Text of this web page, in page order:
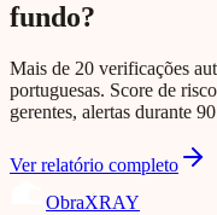
fundo?
Mais de 20 verificações
portuguesas. Score de
gerentes, alertas durante
Ver relatório completo
ObraXRAY